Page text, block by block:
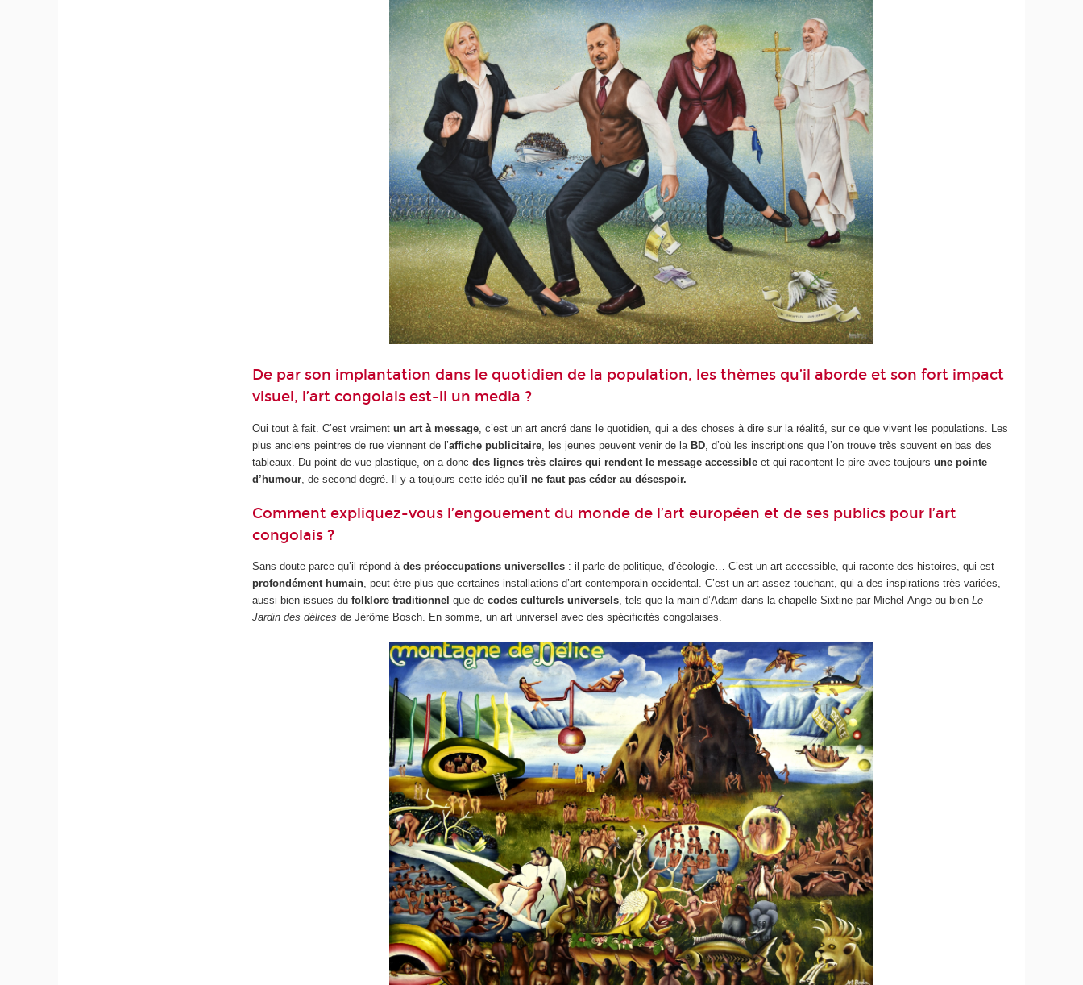
De par son implantation dans le quotidien de la population, les thèmes qu’il aborde et son fort impact
visuel, l’art congolais est-il un media ?
Oui tout à fait. C’est vraimentun art à message , c’est un art ancré dans le quotidien, qui a des choses à dire sur la réalité, sur ce que vivent les populations. Les
plus anciens peintres de rue viennent de l’affiche publicitaire , les jeunes peuvent venir de laBD , d’où les inscriptions que l’on trouve très souvent en bas des
tableaux. Du point de vue plastique, on a doncdes lignes très claires qui rendent le message accessible et qui racontent le pire avec toujoursune pointe
d’humour , de second degré. Il y a toujours cette idée qu’il ne faut pas céder au désespoir.
Comment expliquez-vous l’engouement du monde de l’art européen et de ses publics pour l’art
congolais ?
Sans doute parce qu’il répond àdes préoccupations universelles : il parle de politique, d’écologie… C’est un art accessible, qui raconte des histoires, qui est
profondément humain, peut-être plus que certaines installations d’art contemporain occidental. C’est un art assez touchant, qui a des inspirations très variées,
aussi bien issues dufolklore traditionnel que decodes culturels universels, tels que la main d’Adam dans la chapelle Sixtine par Michel-Ange ou bienLe
Jardin des délices de Jérôme Bosch. En somme, un art universel avec des spécificités congolaises.